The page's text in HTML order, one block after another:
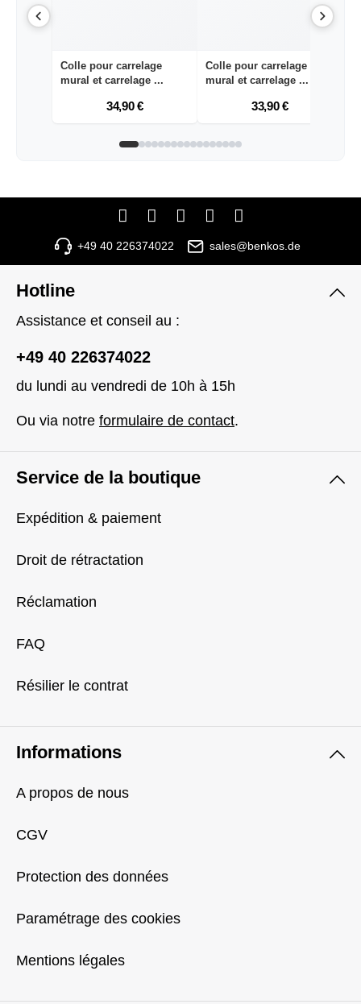
Colle pour carrelage
mural et carrelage ...
34,90 €
Colle pour carrelage
mural et carrelage ...
33,90 €
+49 40 226374022 sales@benkos.de
Hotline
Assistance et conseil au :
+49 40 226374022
du lundi au vendredi de 10h à 15h
Ou via notre formulaire de contact.
Service de la boutique
Expédition & paiement
Droit de rétractation
Réclamation
FAQ
Résilier le contrat
Informations
A propos de nous
CGV
Protection des données
Paramétrage des cookies
Mentions légales